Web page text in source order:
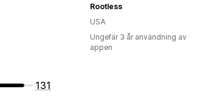
131
Rootless
USA
Ungefär 3 år användning av
appen